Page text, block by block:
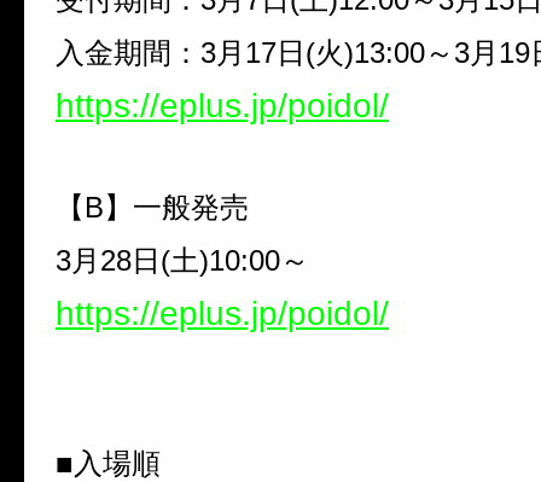
入金期間： 3月 17日 (火)13:00～ 3月 19
https://eplus.jp/poidol/
【 B】一般発売
3月 28日 (土)10:00～
https://eplus.jp/poidol/
■入場順